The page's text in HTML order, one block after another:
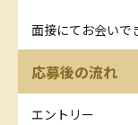
面接にてお会いで
応募後の流れ
エントリー